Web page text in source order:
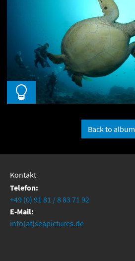
Back to album
Kontakt
Telefon:
+49 (0) 91 81 / 8 83 71 92
E-Mail:
info(at)seapictures.de